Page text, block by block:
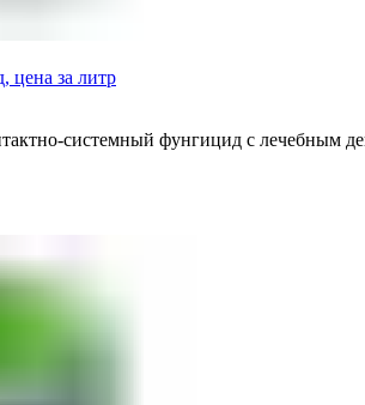
цена за литр
системный фунгицид с лечебным